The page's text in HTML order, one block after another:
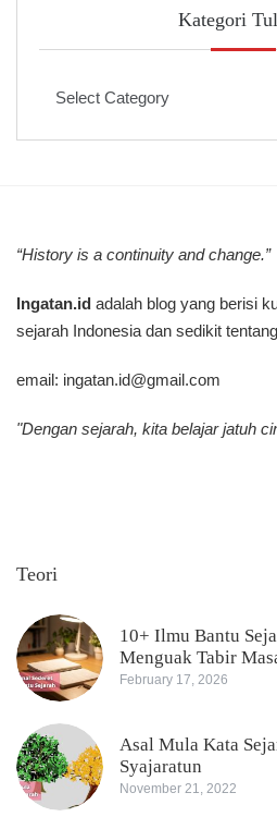
Kategori
“History is a continuity and change.”
Ingatan.id adalah blog yang berisi
sejarah Indonesia dan sedikit
email: ingatan.id@gmail.com
"Dengan sejarah, kita belajar jatuh
Teori
10+ Ilmu Bantu
Menguak Tabir
February 17, 2026
Asal Mula Kata
Syajaratun
November 21, 2022